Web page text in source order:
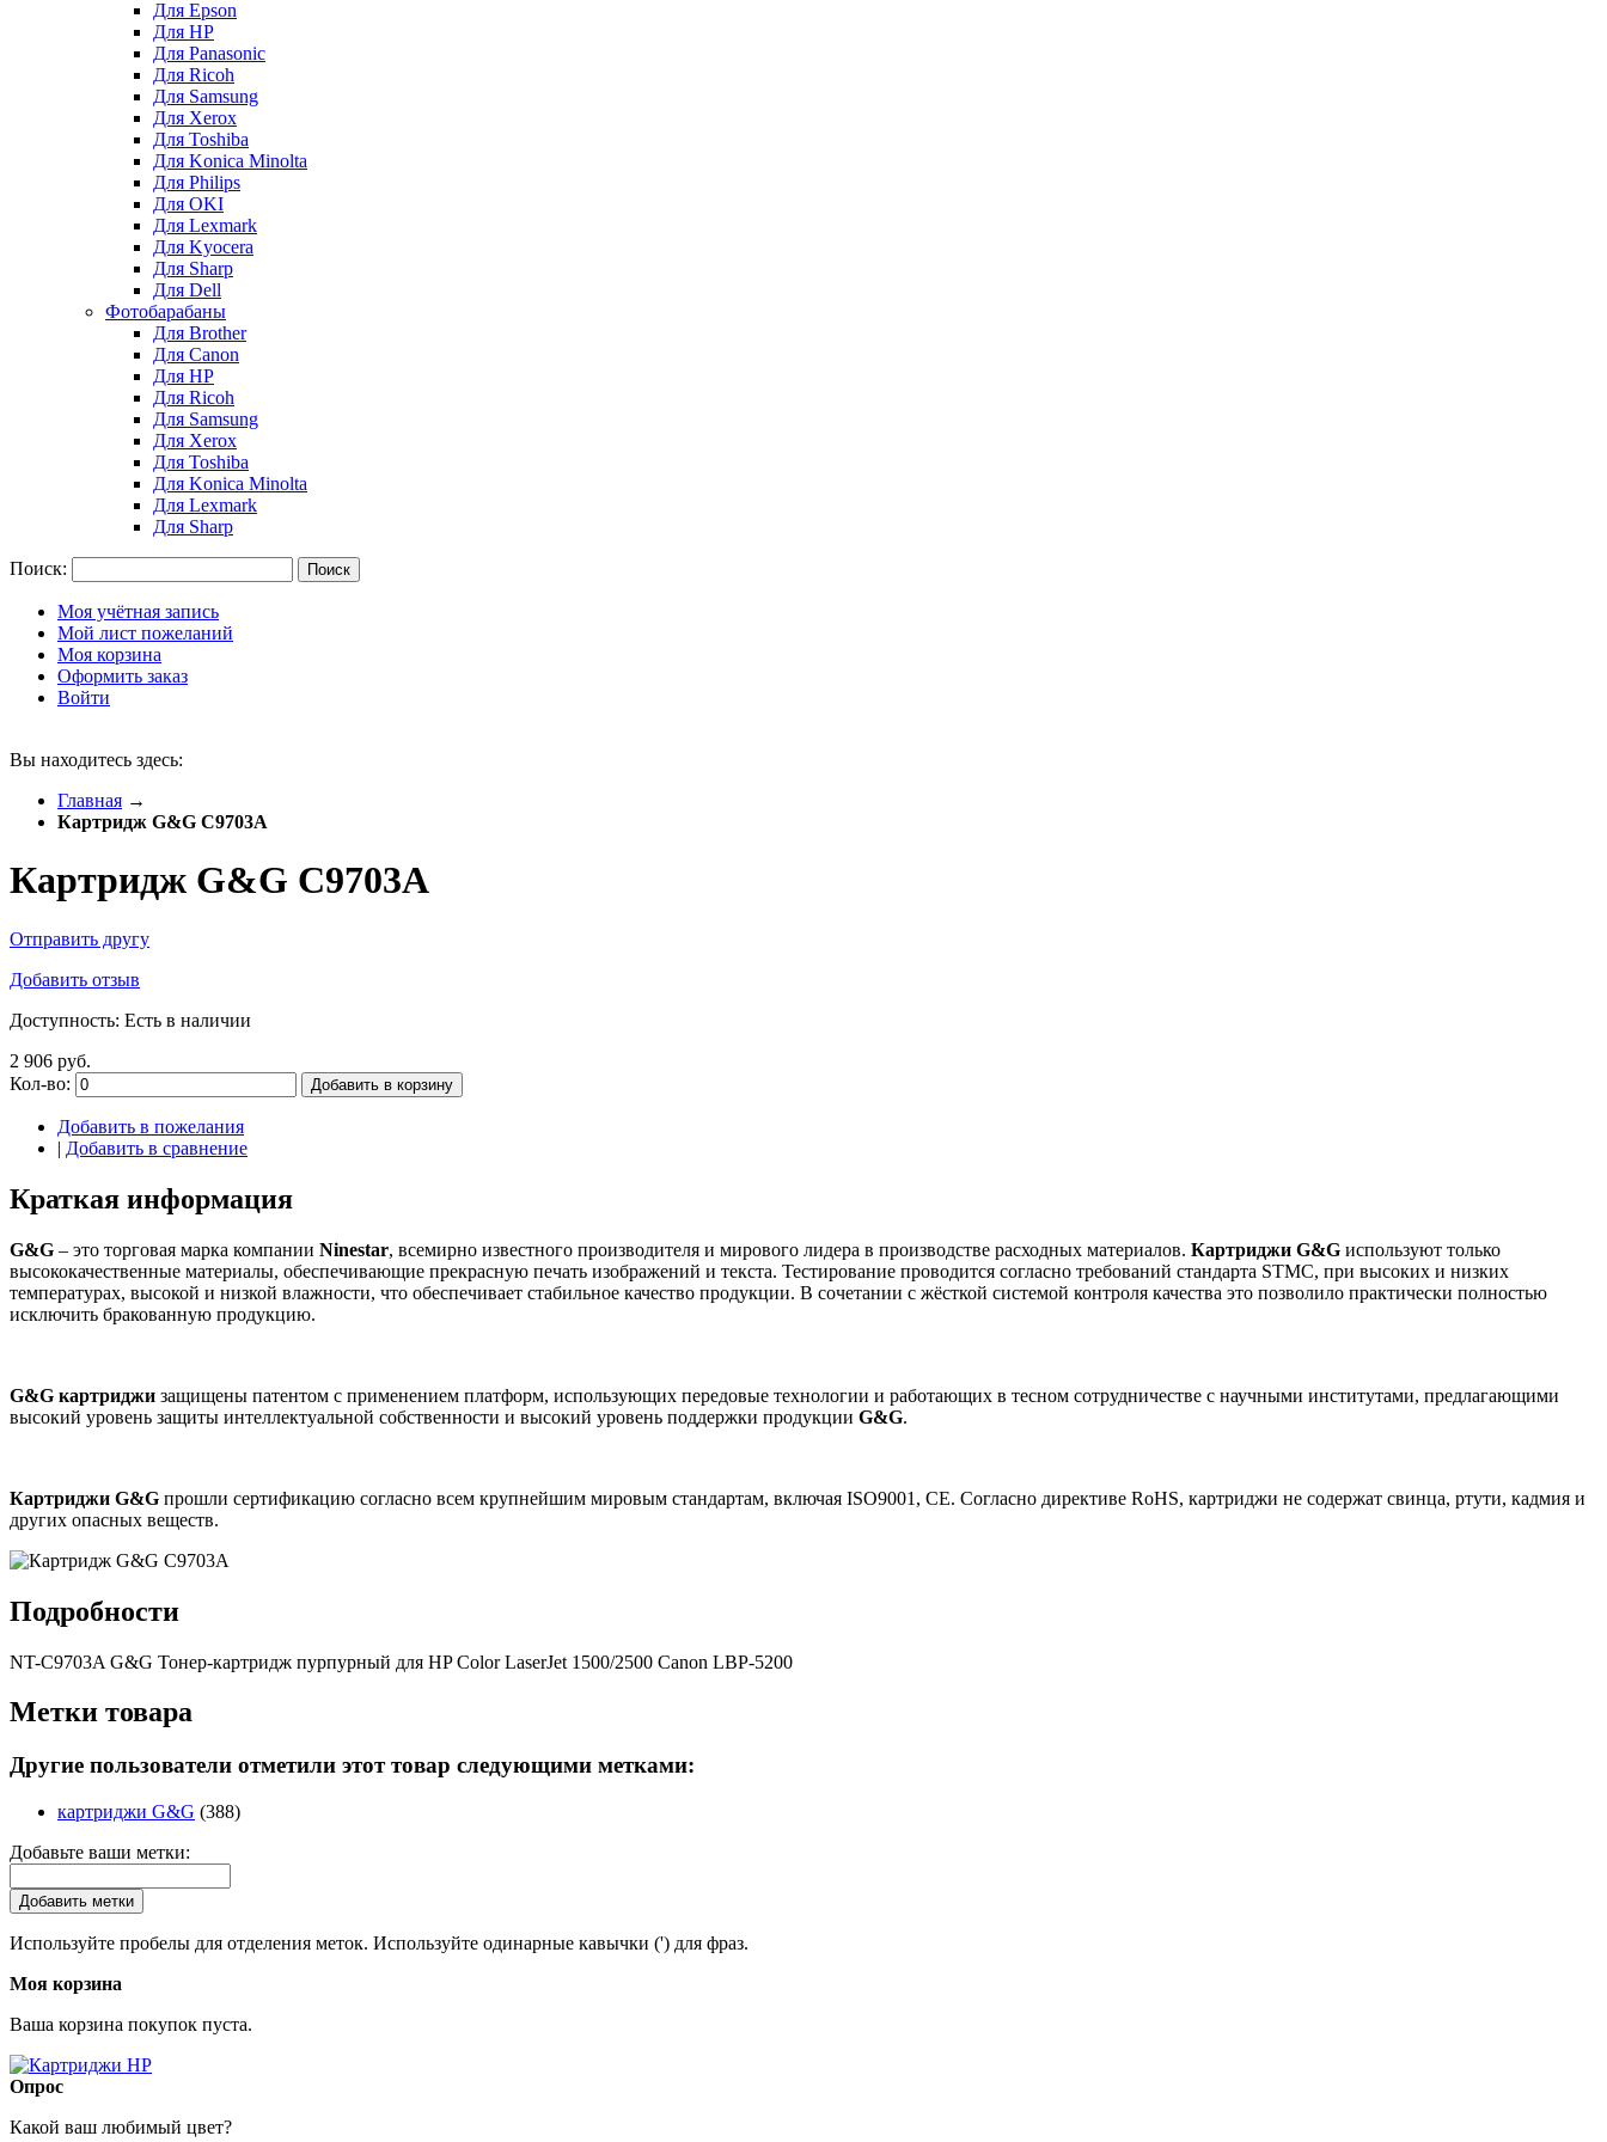
Для Epson
Для HP
Для Panasonic
Для Ricoh
Для Samsung
Для Xerox
Для Toshiba
Для Konica Minolta
Для Philips
Для OKI
Для Lexmark
Для Kyocera
Для Sharp
Для Dell
Фотобарабаны
Для Brother
Для Canon
Для HP
Для Ricoh
Для Samsung
Для Xerox
Для Toshiba
Для Konica Minolta
Для Lexmark
Для Sharp
Поиск: Поиск
Моя учётная запись
Мой лист пожеланий
Моя корзина
Оформить заказ
Войти
Вы находитесь здесь:
Главная →
Картридж G&G C9703A
Картридж G&G C9703A
Отправить другу
Добавить отзыв
Доступность: Есть в наличии
2 906 руб.
Кол-во:
Добавить в корзину
Добавить в пожелания
| Добавить в сравнение
Краткая информация
G&G – это торговая марка компании Ninestar, всемирно известного производителя и мирового лидера в производстве расходных материалов. Картриджи G&G используют только
высококачественные материалы, обеспечивающие прекрасную печать изображений и текста. Тестирование проводится согласно требований стандарта STMC, при высоких и низких
температурах, высокой и низкой влажности, что обеспечивает стабильное качество продукции. В сочетании с жёсткой системой контроля качества это позволило практически полностью
исключить бракованную продукцию.
G&G картриджи защищены патентом с применением платформ, использующих передовые технологии и работающих в тесном сотрудничестве с научными институтами, предлагающими
высокий уровень защиты интеллектуальной собственности и высокий уровень поддержки продукции G&G.
Картриджи G&G прошли сертификацию согласно всем крупнейшим мировым стандартам, включая ISO9001, CE. Согласно директиве RoHS, картриджи не содержат свинца, ртути, кадмия и
других опасных веществ.
Подробности
NT-C9703A G&G Тонер-картридж пурпурный для HP Color LaserJet 1500/2500 Canon LBP-5200
Метки товара
Другие пользователи отметили этот товар следующими метками:
картриджи G&G (388)
Добавьте ваши метки:
Добавить метки
Используйте пробелы для отделения меток. Используйте одинарные кавычки (') для фраз.
Моя корзина
Ваша корзина покупок пуста.
Опрос
Какой ваш любимый цвет?